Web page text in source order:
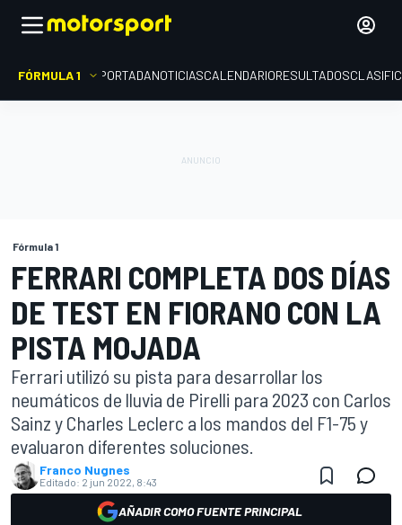
FÓRMULA 1 PORTADANOTICIASCALENDARIORESULTADOS
Fórmula 1
FERRARI COMPLETA DOS DÍAS
DE TEST EN FIORANO CON LA
PISTA MOJADA
Ferrari utilizó su pista para desarrollar los
neumáticos de lluvia de Pirelli para 2023 con Carlos
Sainz y Charles Leclerc a los mandos del F1-75 y
evaluaron diferentes soluciones.
Franco Nugnes
Editado: 2 jun 2022, 8:43
AÑADIR COMO FUENTE PRINCIPAL